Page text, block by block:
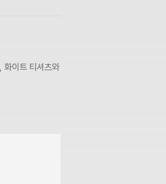
, 화이트 티셔츠와